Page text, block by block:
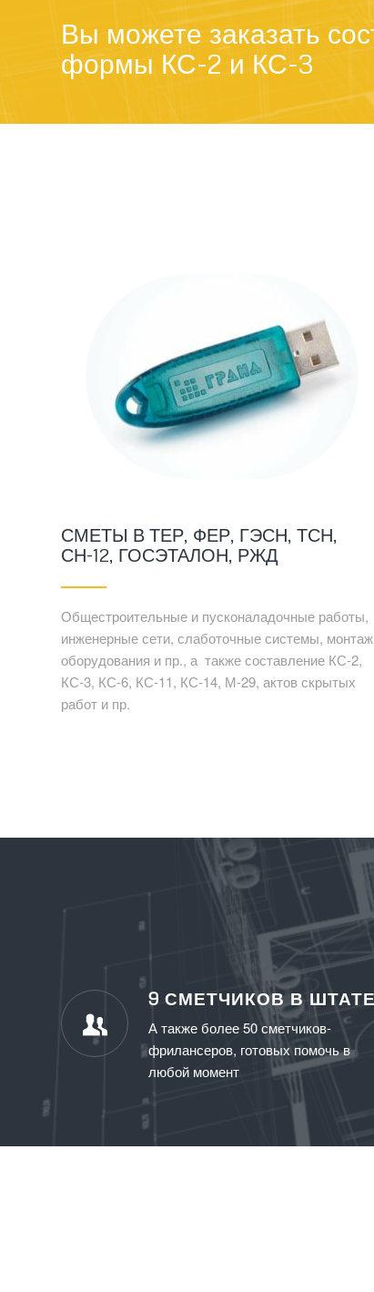
Вы можете заказать
формы КС-2 и КС-3
СМЕТЫ В ТЕР, ФЕР, ГЭСН, ТСН,
СН-12, ГОСЭТАЛОН, РЖД
Общестроительные и пусконаладочные работы,
инженерные сети, слаботочные системы, монтаж
оборудования и пр., а также составление КС-2,
КС-3, КС-6, КС-11, КС-14, М-29, актов скрытых
работ и пр.
9 СМЕТЧИКОВ В ШТАТЕ
А также более 50 сметчиков-
фрилансеров, готовых помочь в
любой момент